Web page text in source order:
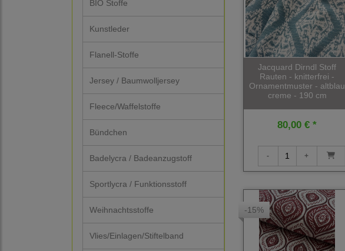
BIO Stoffe
Kunstleder
Flanell-Stoffe
Jersey / Baumwolljersey
Fleece/Waffelstoffe
Bündchen
Badelycra / Badeanzugstoff
Sportlycra / Funktionsstoff
Weihnachtsstoffe
Vlies/Einlagen/Stiftelband
Jacquard Dirndl Stoff
Rauten - knitterfrei -
Ornamentmuster - altblau
creme - 190 cm
80,00 € *
-15%